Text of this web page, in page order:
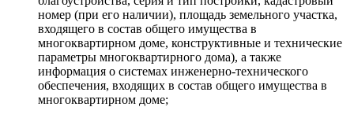
номер (при его наличии), площадь земельного участка,
входящего в состав общего имущества в
многоквартирном доме, конструктивные и технические
параметры многоквартирного дома), а также
информация о системах инженерно-технического
обеспечения, входящих в состав общего имущества в
многоквартирном доме;